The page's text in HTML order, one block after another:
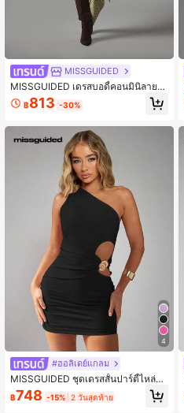
MISSGUIDED
MISSGUIDED เดรสบอดี้คอนมินิลายริ้ว
เฉียง จับย่น คอเรือ แขนยาว ชายเดรสจั
บเดรปไม่สมมาตร
฿813 -30%
4
#ฮอลิเดย์แกลม
MISSGUIDED ชุดเดรสสั้นปาร์ตี้ไหล่ข้า
งเดียว คัทเอาท์ เข้ารูปพอดีตัว พร้อมรา
ยละเอียดดอกกุหลาบสีทอง คัทเอาท์ด้า
฿748 -15% 2 วันสุดท้าย